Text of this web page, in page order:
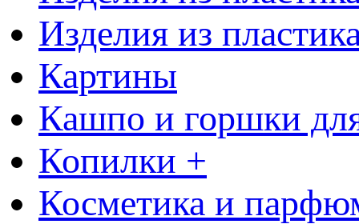
Изделия из
Картины
Кашпо и горшки
Копилки +
Косметика и